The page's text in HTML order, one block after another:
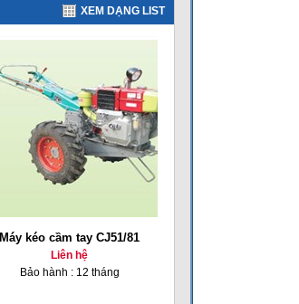
XEM DẠNG LIST
Máy kéo cầm tay CJ51/81
Liên hệ
Bảo hành : 12 tháng